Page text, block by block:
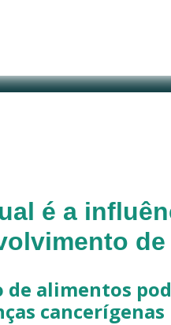
é a
de alimentos
cancerígenas